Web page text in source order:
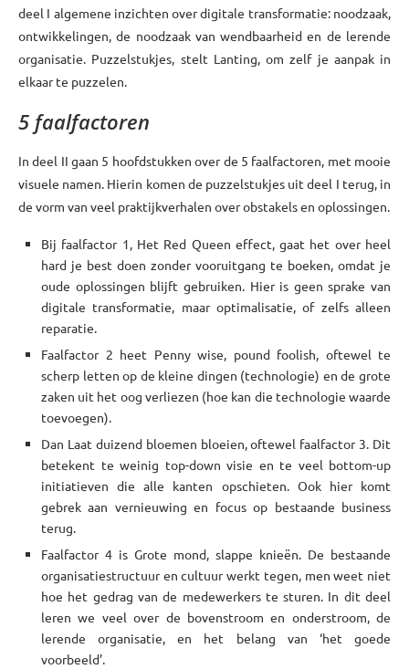
deel I algemene inzichten over digitale transformatie: noodzaak,
ontwikkelingen, de noodzaak van wendbaarheid en de lerende
organisatie. Puzzelstukjes, stelt Lanting, om zelf je aanpak in
elkaar te puzzelen.
5 faalfactoren
In deel II gaan 5 hoofdstukken over de 5 faalfactoren, met mooie
visuele namen. Hierin komen de puzzelstukjes uit deel I terug, in
de vorm van veel praktijkverhalen over obstakels en oplossingen.
Bij faalfactor 1, Het Red Queen effect, gaat het over heel
hard je best doen zonder vooruitgang te boeken, omdat je
oude oplossingen blijft gebruiken. Hier is geen sprake van
digitale transformatie, maar optimalisatie, of zelfs alleen
reparatie.
Faalfactor 2 heet Penny wise, pound foolish, oftewel te
scherp letten op de kleine dingen (technologie) en de grote
zaken uit het oog verliezen (hoe kan die technologie waarde
toevoegen).
Dan Laat duizend bloemen bloeien, oftewel faalfactor 3. Dit
betekent te weinig top-down visie en te veel bottom-up
initiatieven die alle kanten opschieten. Ook hier komt
gebrek aan vernieuwing en focus op bestaande business
terug.
Faalfactor 4 is Grote mond, slappe knieën. De bestaande
organisatiestructuur en cultuur werkt tegen, men weet niet
hoe het gedrag van de medewerkers te sturen. In dit deel
leren we veel over de bovenstroom en onderstroom, de
lerende organisatie, en het belang van ‘het goede
voorbeeld’.